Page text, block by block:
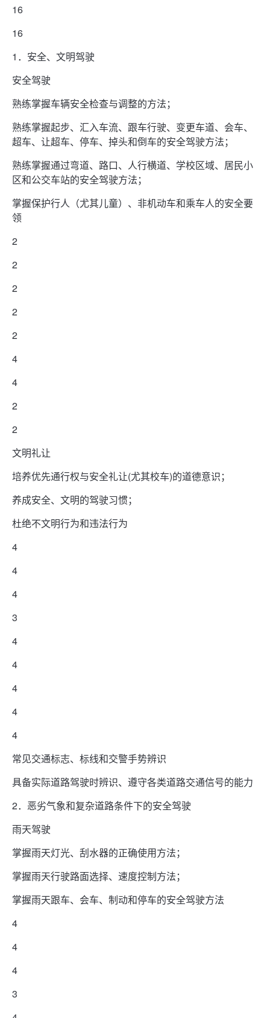
16
16
1．安全、文明驾驶
安全驾驶
熟练掌握车辆安全检查与调整的方法；
熟练掌握起步、汇入车流、跟车行驶、变更车道、会车、
超车、让超车、停车、掉头和倒车的安全驾驶方法；
熟练掌握通过弯道、路口、人行横道、学校区域、居民小
区和公交车站的安全驾驶方法；
掌握保护行人（尤其儿童）、非机动车和乘车人的安全要
领
2
2
2
2
2
4
4
2
2
文明礼让
培养优先通行权与安全礼让(尤其校车)的道德意识；
养成安全、文明的驾驶习惯；
杜绝不文明行为和违法行为
4
4
4
3
4
4
4
4
4
常见交通标志、标线和交警手势辨识
具备实际道路驾驶时辨识、遵守各类道路交通信号的能力
2．恶劣气象和复杂道路条件下的安全驾驶
雨天驾驶
掌握雨天灯光、刮水器的正确使用方法；
掌握雨天行驶路面选择、速度控制方法；
掌握雨天跟车、会车、制动和停车的安全驾驶方法
4
4
4
3